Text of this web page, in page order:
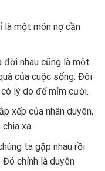
là một món nợ cần
đời nhau cũng là một
của cuộc sống. Đôi
lý do để mỉm cười.
xếp của nhân duyên,
xa.
ta gặp nhau rồi
chính là duyên